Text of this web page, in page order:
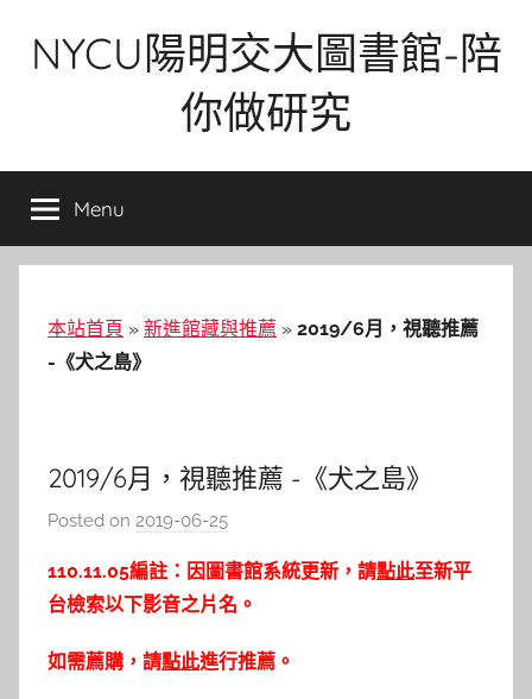
NYCU陽明交大圖書館-陪
你做研究
Menu
本站首頁 » 新進館藏與推薦 » 2019/6月，視聽推薦
-《犬之島》
2019/6月，視聽推薦 -《犬之島》
Posted on 2019-06-25
s
h
s
110.11.05編註：因圖書館系統更新，請點此至新平
台檢索以下影音之片名。
如需薦購，請點此進行推薦。